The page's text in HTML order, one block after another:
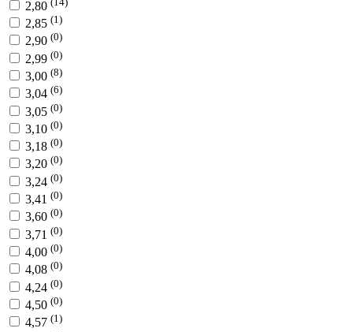
2,80
2,85 (1)
2,90 (0)
2,99 (0)
3,00 (8)
3,04 (6)
3,05 (0)
3,10 (0)
3,18 (0)
3,20 (0)
3,24 (0)
3,41 (0)
3,60 (0)
3,71 (0)
4,00 (0)
4,08 (0)
4,24 (0)
4,50 (0)
4,57 (1)